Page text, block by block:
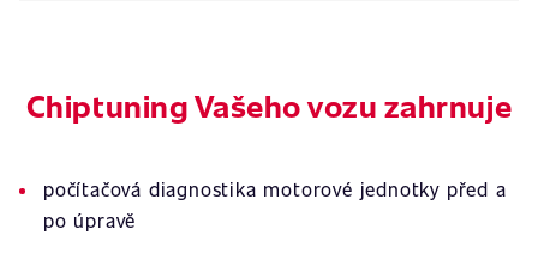
Chiptuning Vašeho vozu zahrnuje
počítačová diagnostika motorové jednotky před a
po úpravě